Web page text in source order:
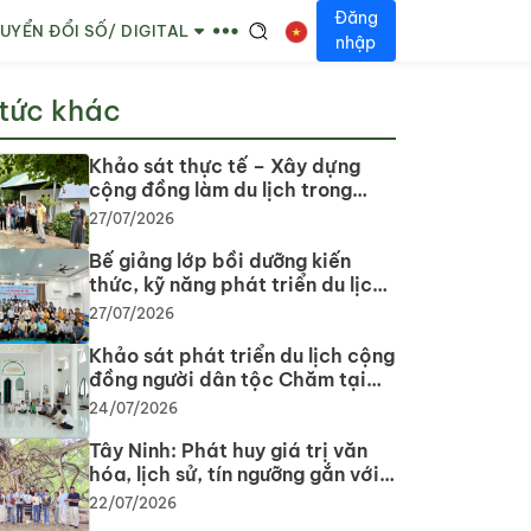
ĐỔI SỐ/ DIGITAL
Đăng
nhập
khác
Khảo sát thực tế – Xây dựng
cộng đồng làm du lịch trong
phát triển du lịch cộng đồng tại
27/07/2026
Bế giảng lớp bồi dưỡng kiến
thức, kỹ năng phát triển du lịch
cộng đồng: Gắn lý thuyết với
triển du lịch bền vững
27/07/2026
Khảo sát phát triển du lịch cộng
đồng người dân tộc Chăm tại
tỉnh Tây Ninh năm 2026
24/07/2026
Tây Ninh: Phát huy giá trị văn
hóa, lịch sử, tín ngưỡng gắn với
phát triển du lịch
22/07/2026